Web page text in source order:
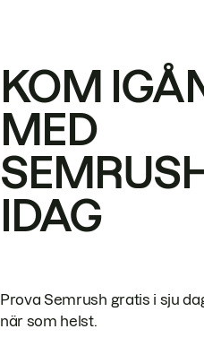
KOM
MED
IDAG
Prova Semrush gratis i sju
när som helst.